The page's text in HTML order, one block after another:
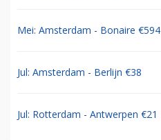
Mei: Amsterdam - Bonaire €594
Jul: Amsterdam - Berlijn €38
Jul: Rotterdam - Antwerpen €21